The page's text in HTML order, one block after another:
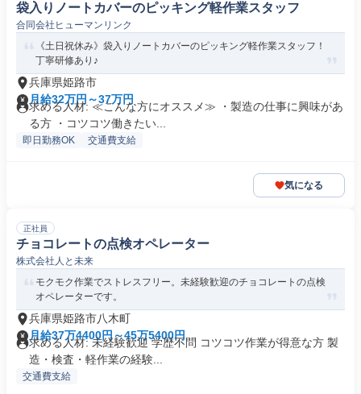
袋入りノートカバーのピッキング軽作業スタッフ
合同会社ヒューマンリンク
《土日祝休み》袋入りノートカバーのピッキング軽作業スタッフ！
丁寧研修あり♪
兵庫県姫路市
月給32万円～37万円
求める人材: ≪こんな方にオススメ≫ ・製造の仕事に興味があ
る方 ・コツコツ働きたい...
即日勤務OK 交通費支給
気になる
正社員
チョコレートの点検オペレーター
株式会社人と未来
モクモク作業でストレスフリー。未経験歓迎のチョコレートの点検
オペレーターです。
兵庫県姫路市八木町
月給37万4400円～45万5400円
求める人材: 未経験歓迎 学歴不問 コツコツ作業が得意な方 製
造・検査・軽作業の経験...
交通費支給